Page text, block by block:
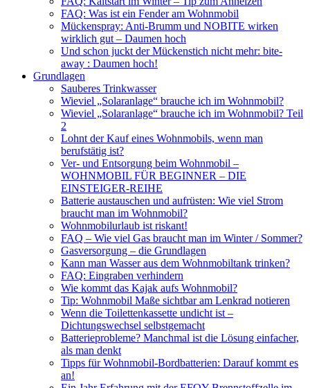
FAQ: Was ist ein Fender am Wohnmobil
Mückenspray: Anti-Brumm und NOBITE wirken
wirklich gut – Daumen hoch
Und schon juckt der Mückenstich nicht mehr: bite-
away : Daumen hoch!
Grundlagen
Sauberes Trinkwasser
Wieviel „Solaranlage“ brauche ich im Wohnmobil?
Wieviel „Solaranlage“ brauche ich im Wohnmobil? Teil
2
Lohnt der Kauf eines Wohnmobils, wenn man
berufstätig ist?
Ver- und Entsorgung beim Wohnmobil –
WOHNMOBIL FÜR BEGINNER – DIE
EINSTEIGER-REIHE
Batterie austauschen und aufrüsten: Wie viel Strom
braucht man im Wohnmobil?
Wohnmobilurlaub ist riskant!
FAQ – Wie viel Gas braucht man im Winter / Sommer?
Gasversorgung – die Grundlagen
Kann man Wasser aus dem Wohnmobiltank trinken?
FAQ: Eingraben verhindern
Wie kommt das Kajak aufs Wohnmobil?
Tip: Wohnmobil Maße sichtbar am Lenkrad notieren
Wenn die Toilettenkassette undicht ist –
Dichtungswechsel selbstgemacht
Batterieprobleme? Manchmal ist die Lösung einfacher,
als man denkt
Tipps für Wohnmobil-Bordbatterien: Darauf kommt es
an!